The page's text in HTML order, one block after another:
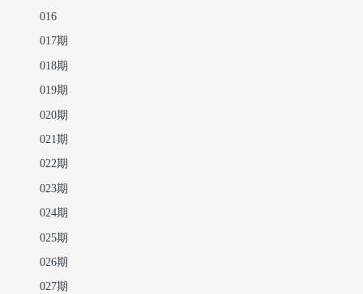
016
017期
018期
019期
020期
021期
022期
023期
024期
025期
026期
027期